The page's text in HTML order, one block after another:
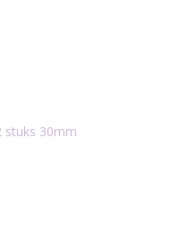
stuks 30mm